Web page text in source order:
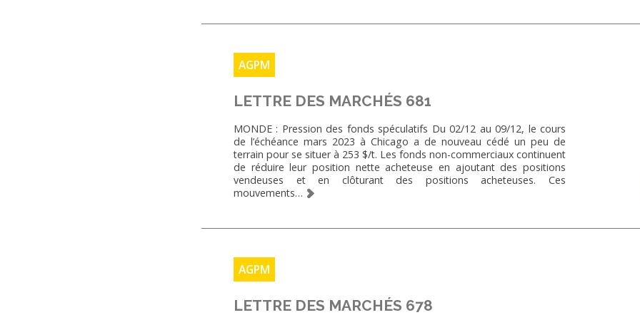
AGPM
LETTRE DES MARCHÉS 681
MONDE : Pression des fonds spéculatifs Du 02/12 au 09/12, le cours
de l’échéance mars 2023 à Chicago a de nouveau cédé un peu de
terrain pour se situer à 253 $/t. Les fonds non-commerciaux continuent
de réduire leur position nette acheteuse en ajoutant des positions
vendeuses et en clôturant des positions acheteuses. Ces
mouvements…
AGPM
LETTRE DES MARCHÉS 678